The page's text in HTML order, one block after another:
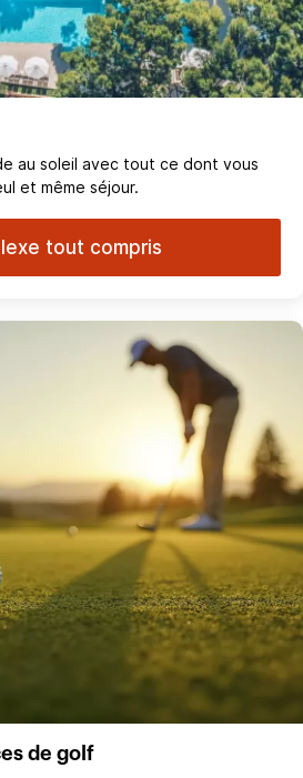
au soleil avec tout ce dont vous
et même séjour.
tout compris
de golf